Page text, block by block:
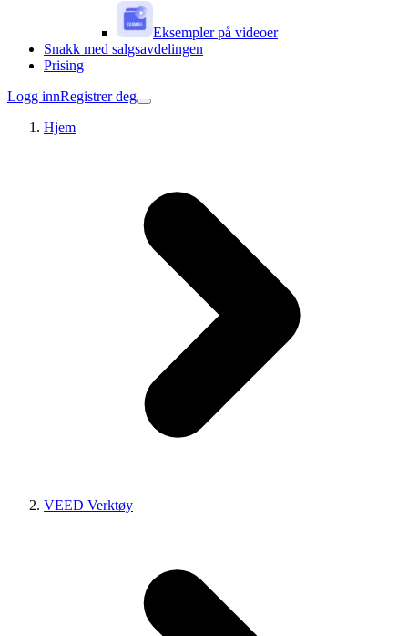
Eksempler på videoer
Snakk med salgsavdelingen
Prising
Logg innRegistrer deg
Hjem
VEED Verktøy